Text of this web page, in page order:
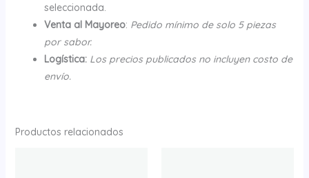
seleccionada.
Venta al Mayoreo: Pedido mínimo de solo 5 piezas
por sabor.
Logística: Los precios publicados no incluyen costo de
envío.
Productos relacionados